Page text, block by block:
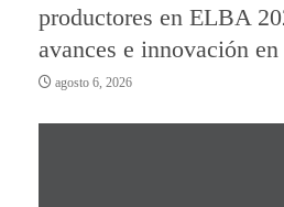
productores en ELBA
avances e innovación
agosto 6, 2026